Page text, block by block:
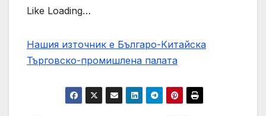
Like Loading…
Нашия източник е Българо-Китайска
Търговско-промишлена палaта